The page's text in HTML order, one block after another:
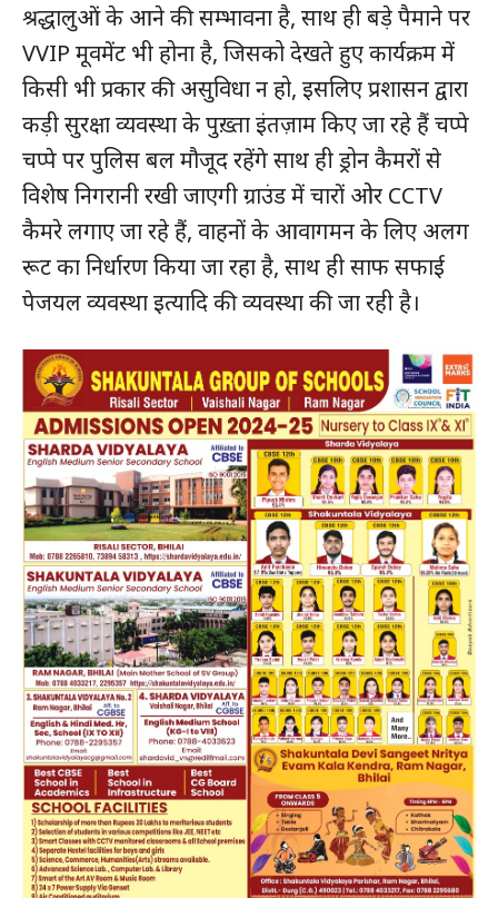
श्रद्धालुओं के आने की सम्भावना है, साथ ही बड़े पैमाने पर
VVIP मूवमेंट भी होना है, जिसको देखते हुए कार्यक्रम में
किसी भी प्रकार की असुविधा न हो, इसलिए प्रशासन द्वारा
कड़ी सुरक्षा व्यवस्था के पुख़्ता इंतज़ाम किए जा रहे हैं चप्पे
चप्पे पर पुलिस बल मौजूद रहेंगे साथ ही ड्रोन कैमरों से
विशेष निगरानी रखी जाएगी ग्राउंड में चारों ओर CCTV
कैमरे लगाए जा रहे हैं, वाहनों के आवागमन के लिए अलग
रूट का निर्धारण किया जा रहा है, साथ ही साफ सफाई
पेजयल व्यवस्था इत्यादि की व्यवस्था की जा रही है।